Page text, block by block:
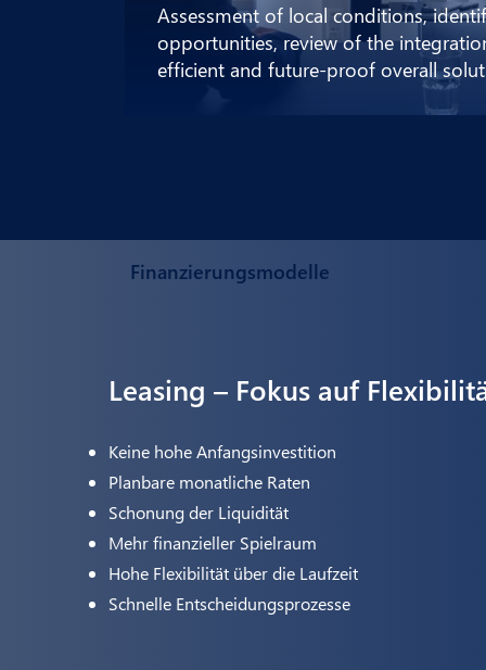
Assessment of local conditions,
opportunities, review of the
efficient and future-proof overall
Finanzierungsmodelle
Leasing – Fokus auf
Keine hohe Anfangsinvestition
Planbare monatliche Raten
Schonung der Liquidität
Mehr finanzieller Spielraum
Hohe Flexibilität über die Laufzeit
Schnelle Entscheidungsprozesse